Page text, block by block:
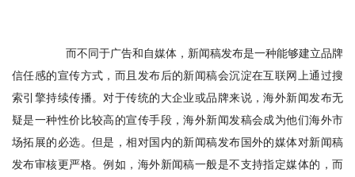
而不同于广告和自媒体，新闻稿发布是一种能够建立品牌
信任感的宣传方式，而且发布后的新闻稿会沉淀在互联网上通过搜
索引擎持续传播。对于传统的大企业或品牌来说，海外新闻发布无
疑是一种性价比较高的宣传手段，海外新闻发稿会成为他们海外市
场拓展的必选。但是，相对国内的新闻稿发布国外的媒体对新闻稿
发布审核更严格。例如，海外新闻稿一般是不支持指定媒体的，而